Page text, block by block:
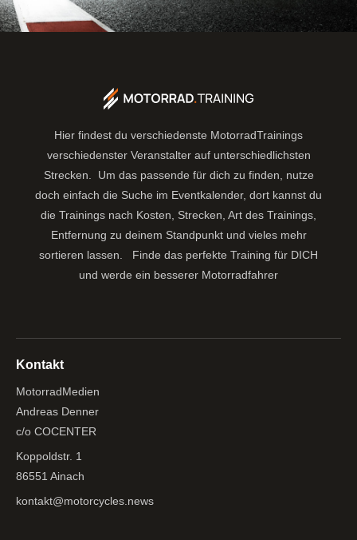
Hier findest du verschiedenste MotorradTrainings
verschiedenster Veranstalter auf unterschiedlichsten
Strecken. Um das passende für dich zu finden, nutze
doch einfach die Suche im Eventkalender, dort kannst du
die Trainings nach Kosten, Strecken, Art des Trainings,
Entfernung zu deinem Standpunkt und vieles mehr
sortieren lassen. Finde das perfekte Training für DICH
und werde ein besserer Motorradfahrer
Kontakt
MotorradMedien
Andreas Denner
c/o COCENTER
Koppoldstr. 1
86551 Ainach
kontakt@motorcycles.news